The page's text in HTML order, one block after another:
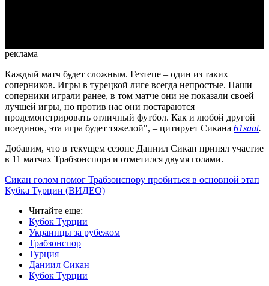
реклама
Каждый матч будет сложным. Гезтепе – один из таких
соперников. Игры в турецкой лиге всегда непростые. Наши
соперники играли ранее, в том матче они не показали своей
лучшей игры, но против нас они постараются
продемонстрировать отличный футбол. Как и любой другой
поединок, эта игра будет тяжелой", – цитирует Сикана 61saat.
Добавим, что в текущем сезоне Даниил Сикан принял участие
в 11 матчах Трабзонспора и отметился двумя голами.
Сикан голом помог Трабзонспору пробиться в основной этап
Кубка Турции (ВИДЕО)
Читайте еще:
Кубок Турции
Украинцы за рубежом
Трабзонспор
Турция
Даниил Сикан
Кубок Турции